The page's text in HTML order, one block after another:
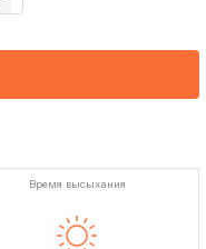
Время высыхания